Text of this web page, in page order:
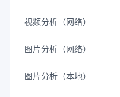
视频分析（网络）
图片分析（网络）
图片分析（本地）